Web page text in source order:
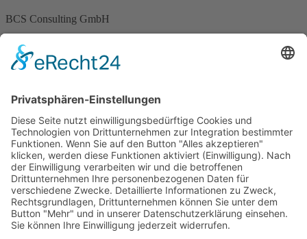
BCS Consulting GmbH
Ostertorstraße 9
32312 Lübbecke
INFORMATIONEN
Impressum
Datenschutz
Know-how